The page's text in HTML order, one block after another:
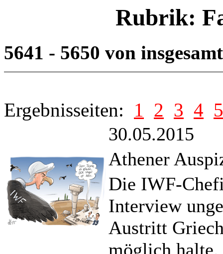
Rubrik:
5641 - 5650 von
Ergebnisseiten: 1 2 3 4 5
30.05.2015
Athener
Die IWF-
Interview
Austritt
möglich halte.